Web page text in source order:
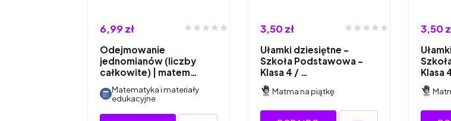
6,99 zł
Odejmowanie
jednomianów (liczby
całkowite) | matem…
Matematyka i materiały
edukacyjne
3,50 zł
Ułamki dziesiętne -
Szkoła Podstawowa -
Klasa 4 / …
Matma na piątkę
3,50
Klasa